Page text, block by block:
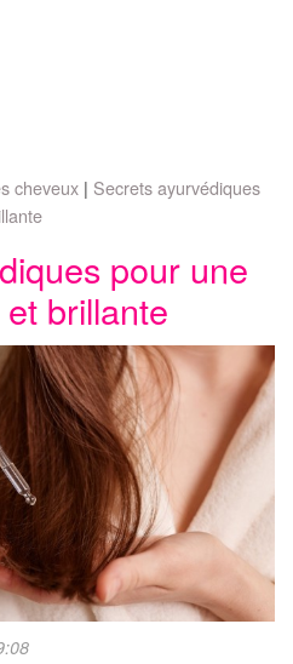
cheveux
Secrets ayurvédiques
pour une
brillante